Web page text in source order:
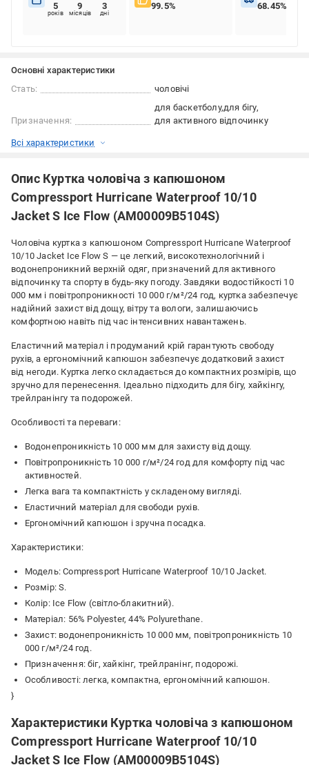
5
років
9
місяців
3
дні
99.5% 68.45%
Основні характеристики
Стать:
чоловічі
Призначення:
для баскетболу для бігу
для активного відпочинку
Всі характеристики
Опис Куртка чоловіча з капюшоном
Compressport Hurricane Waterproof 10/10
Jacket S Ice Flow (AM00009B5104S)
Чоловіча куртка з капюшоном Compressport Hurricane Waterproof
10/10 Jacket Ice Flow S — це легкий, високотехнологічний і
водонепроникний верхній одяг, призначений для активного
відпочинку та спорту в будь-яку погоду. Завдяки водостійкості 10
000 мм і повітропроникності 10 000 г/м²/24 год, куртка забезпечує
надійний захист від дощу, вітру та вологи, залишаючись
комфортною навіть під час інтенсивних навантажень.
Еластичний матеріал і продуманий крій гарантують свободу
рухів, а ергономічний капюшон забезпечує додатковий захист
від негоди. Куртка легко складається до компактних розмірів, що
зручно для перенесення. Ідеально підходить для бігу, хайкінгу,
трейлранінгу та подорожей.
Особливості та переваги:
Водонепроникність 10 000 мм для захисту від дощу.
Повітропроникність 10 000 г/м²/24 год для комфорту під час
активностей.
Легка вага та компактність у складеному вигляді.
Еластичний матеріал для свободи рухів.
Ергономічний капюшон і зручна посадка.
Характеристики:
Модель: Compressport Hurricane Waterproof 10/10 Jacket.
Розмір: S.
Колір: Ice Flow (світло-блакитний).
Матеріал: 56% Polyester, 44% Polyurethane.
Захист: водонепроникність 10 000 мм, повітропроникність 10
000 г/м²/24 год.
Призначення: біг, хайкінг, трейлранінг, подорожі.
Особливості: легка, компактна, ергономічний капюшон.
}
Характеристики Куртка чоловіча з капюшоном
Compressport Hurricane Waterproof 10/10
Jacket S Ice Flow (AM00009B5104S)